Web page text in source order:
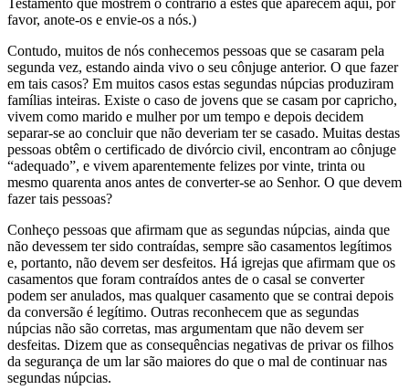
Testamento que mostrem o contrário a estes que aparecem aqui, por
favor, anote-os e envie-os a nós.)
Contudo, muitos de nós conhecemos pessoas que se casaram pela
segunda vez, estando ainda vivo o seu cônjuge anterior. O que fazer
em tais casos? Em muitos casos estas segundas núpcias produziram
famílias inteiras. Existe o caso de jovens que se casam por capricho,
vivem como marido e mulher por um tempo e depois decidem
separar-se ao concluir que não deveriam ter se casado. Muitas destas
pessoas obtêm o certificado de divórcio civil, encontram ao cônjuge
“adequado”, e vivem aparentemente felizes por vinte, trinta ou
mesmo quarenta anos antes de converter-se ao Senhor. O que devem
fazer tais pessoas?
Conheço pessoas que afirmam que as segundas núpcias, ainda que
não devessem ter sido contraídas, sempre são casamentos legítimos
e, portanto, não devem ser desfeitos. Há igrejas que afirmam que os
casamentos que foram contraídos antes de o casal se converter
podem ser anulados, mas qualquer casamento que se contrai depois
da conversão é legítimo. Outras reconhecem que as segundas
núpcias não são corretas, mas argumentam que não devem ser
desfeitas. Dizem que as consequências negativas de privar os filhos
da segurança de um lar são maiores do que o mal de continuar nas
segundas núpcias.